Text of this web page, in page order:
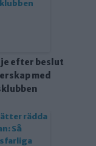
efter beslut
med